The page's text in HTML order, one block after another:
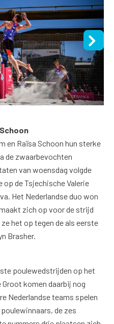
en Raïsa Schoon hun sterke
de zwaarbevochten
van woensdag volgde
op de Tsjechische Valerie
Het Nederlandse duo won
maakt zich op voor de strijd
het op tegen de als eerste
Brasher.
poulewedstrijden op het
Groot komen daarbij nog
Nederlandse teams spelen
de zes